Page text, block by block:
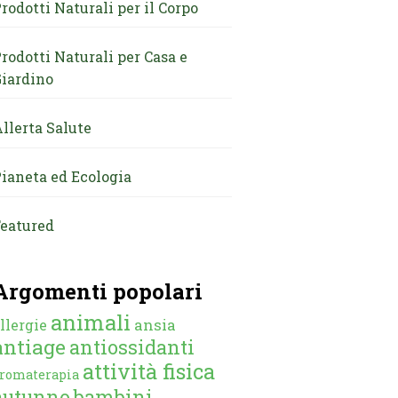
Naturali per il Corpo
Naturali per Casa e
Salute
ed Ecologia
popolari
animali ansia
antiossidanti
attività fisica